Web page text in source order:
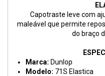
Capotraste leve com
maleável que permite
do braço
Marca: Dunlop
Modelo: 71S Elastica